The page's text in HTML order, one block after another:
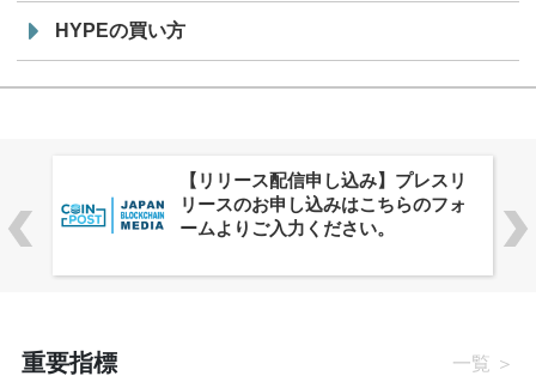
HYPEの買い方
株式会社PlnX、アジア最大級のグロ
ーバルWeb3カンファレンス
「WebX2026」とのコラボレーショ
重要指標 一覧